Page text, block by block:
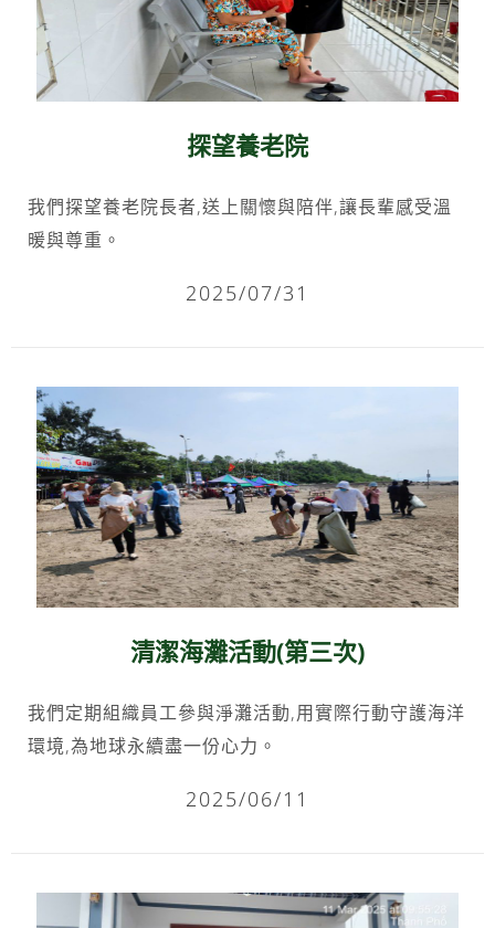
探望養老院
我們探望養老院長者,送上關懷與陪伴,讓長輩感受溫
暖與尊重。
2025/07/31
清潔海灘活動(第三次)
我們定期組織員工參與淨灘活動,用實際行動守護海洋
環境,為地球永續盡一份心力。
2025/06/11